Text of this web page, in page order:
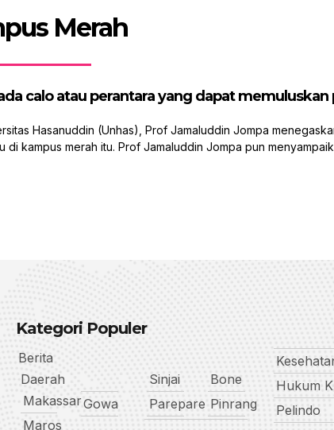
Merah
calo atau perantara yang dapat
Hasanuddin (Unhas), Prof Jamaluddin Jompa
di kampus merah itu. Prof Jamaluddin Jompa pun
Kategori Populer
Berita
Daerah
Makassar
Maros
Gowa
Sinjai
Parepare
Bone
Pinrang
Hukum
Pelindo